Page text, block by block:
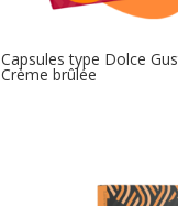
Capsules type Dolce
Crème brûlée